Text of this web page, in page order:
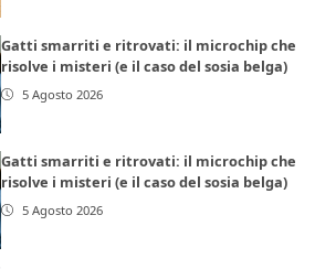
Gatti smarriti e ritrovati: il microchip che
risolve i misteri (e il caso del sosia belga)
5 Agosto 2026
Gatti smarriti e ritrovati: il microchip che
risolve i misteri (e il caso del sosia belga)
5 Agosto 2026